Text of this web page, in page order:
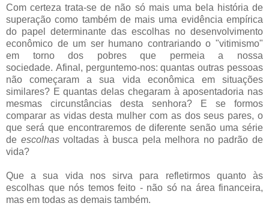
Com certeza trata-se de não só mais uma bela história de
superação como também de mais uma evidência empírica
do papel determinante das escolhas no desenvolvimento
econômico de um ser humano contrariando o "vitimismo"
em torno dos pobres que permeia a nossa
sociedade. Afinal, perguntemo-nos: quantas outras pessoas
não começaram a sua vida econômica em situações
similares? E quantas delas chegaram à aposentadoria nas
mesmas circunstâncias desta senhora? E se formos
comparar as vidas desta mulher com as dos seus pares, o
que será que encontraremos de diferente senão uma série
de escolhasvoltadas à busca pela melhora no padrão de
vida?
Que a sua vida nos sirva para refletirmos quanto às
escolhas que nós temos feito - não só na área financeira,
mas em todas as demais também.